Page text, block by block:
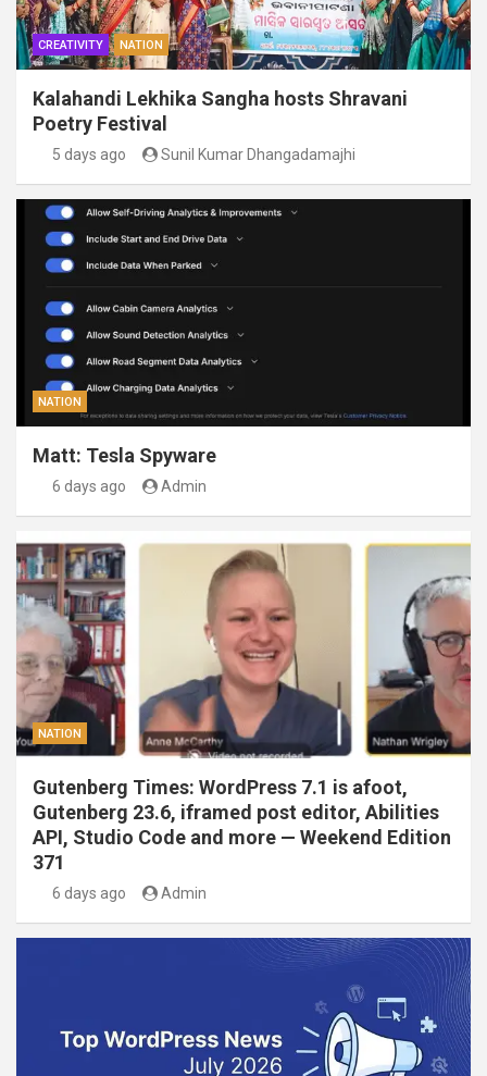
CREATIVITY NATION
Kalahandi Lekhika Sangha hosts Shravani
Poetry Festival
5 days ago Sunil Kumar Dhangadamajhi
NATION
Matt: Tesla Spyware
6 days ago Admin
NATION
Gutenberg Times: WordPress 7.1 is afoot,
Gutenberg 23.6, iframed post editor, Abilities
API, Studio Code and more — Weekend Edition
371
6 days ago Admin